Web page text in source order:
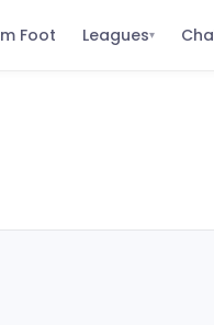
Foot Leagues▾